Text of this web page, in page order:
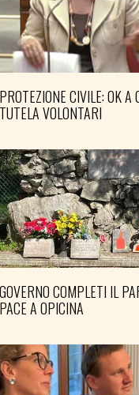
PROTEZIONE CIVILE: OK A
TUTELA VOLONTARI
GOVERNO COMPLETI IL
PACE A OPICINA